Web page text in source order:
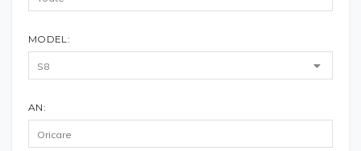
MODEL:
AN: